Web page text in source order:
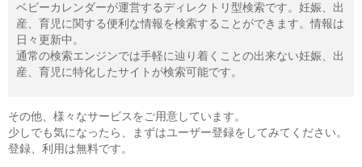
ベビーカレンダーが運営するディレクトリ型検索です。妊娠、出
産、育児に関する便利な情報を検索することができます。情報は
日々更新中。
通常の検索エンジンでは手軽に辿り着くことの出来ない妊娠、出
産、育児に特化したサイトが検索可能です。
その他、様々なサービスをご用意しています。
少しでも気になったら、まずはユーザー登録をしてみてください。
登録、利用は無料です。